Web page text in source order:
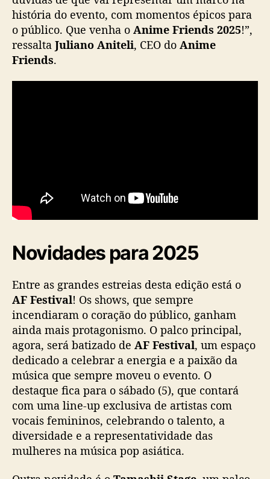
n
o
v
a
t
l
o
s
e
m
á
t
i
c
o
s
e
g
r
n
história do evento, com momentos épicos para
o público. Que venha o Anime Friends 2025!”,
ressalta Juliano Aniteli, CEO do Anime
Friends.
Novidades para 2025
Entre as grandes estreias desta edição está o
AF Festival! Os shows, que sempre
incendiaram o coração do público, ganham
ainda mais protagonismo. O palco principal,
agora, será batizado de AF Festival, um espaço
dedicado a celebrar a energia e a paixão da
música que sempre moveu o evento. O
destaque fica para o sábado (5), que contará
com uma line-up exclusiva de artistas com
vocais femininos, celebrando o talento, a
diversidade e a representatividade das
mulheres na música pop asiática.